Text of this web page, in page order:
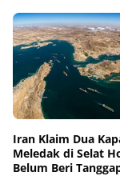
Iran Klaim Dua
Meledak di Selat
Belum Beri